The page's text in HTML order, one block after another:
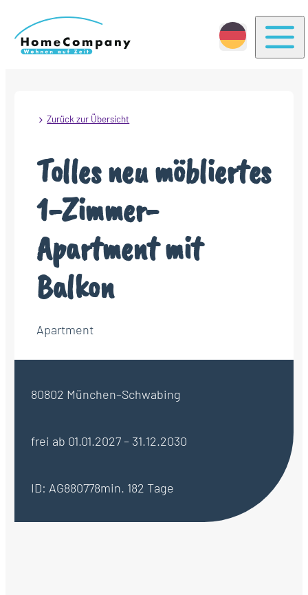
Zurück zur Übersicht
Tolles neu möbliertes
1-Zimmer-
Apartment mit
Balkon
Apartment
80802 München–Schwabing
frei ab 01.01.2027 – 31.12.2030
ID: AG880778min. 182 Tage